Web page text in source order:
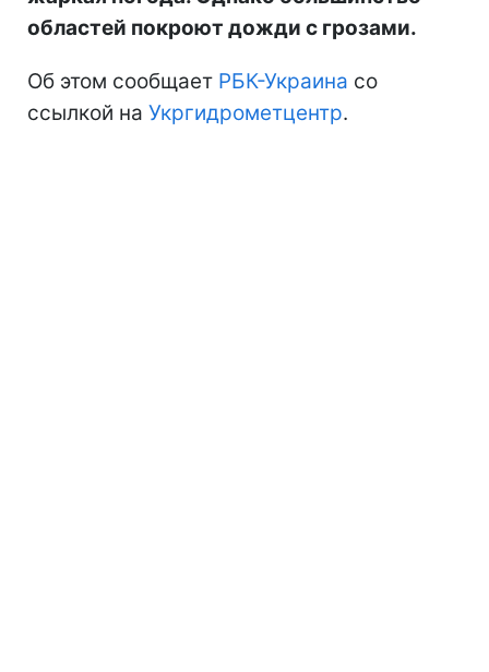
областей покроют дожди с грозами.
Об этом сообщает РБК-Украина со
ссылкой на Укргидрометцентр.